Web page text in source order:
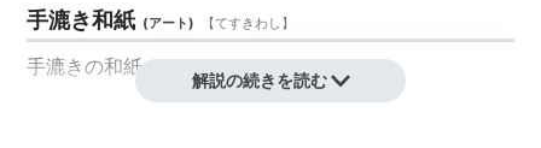
手漉き和紙 (アート) 【てすきわし 】
手漉きの和紙
解説の続きを読む